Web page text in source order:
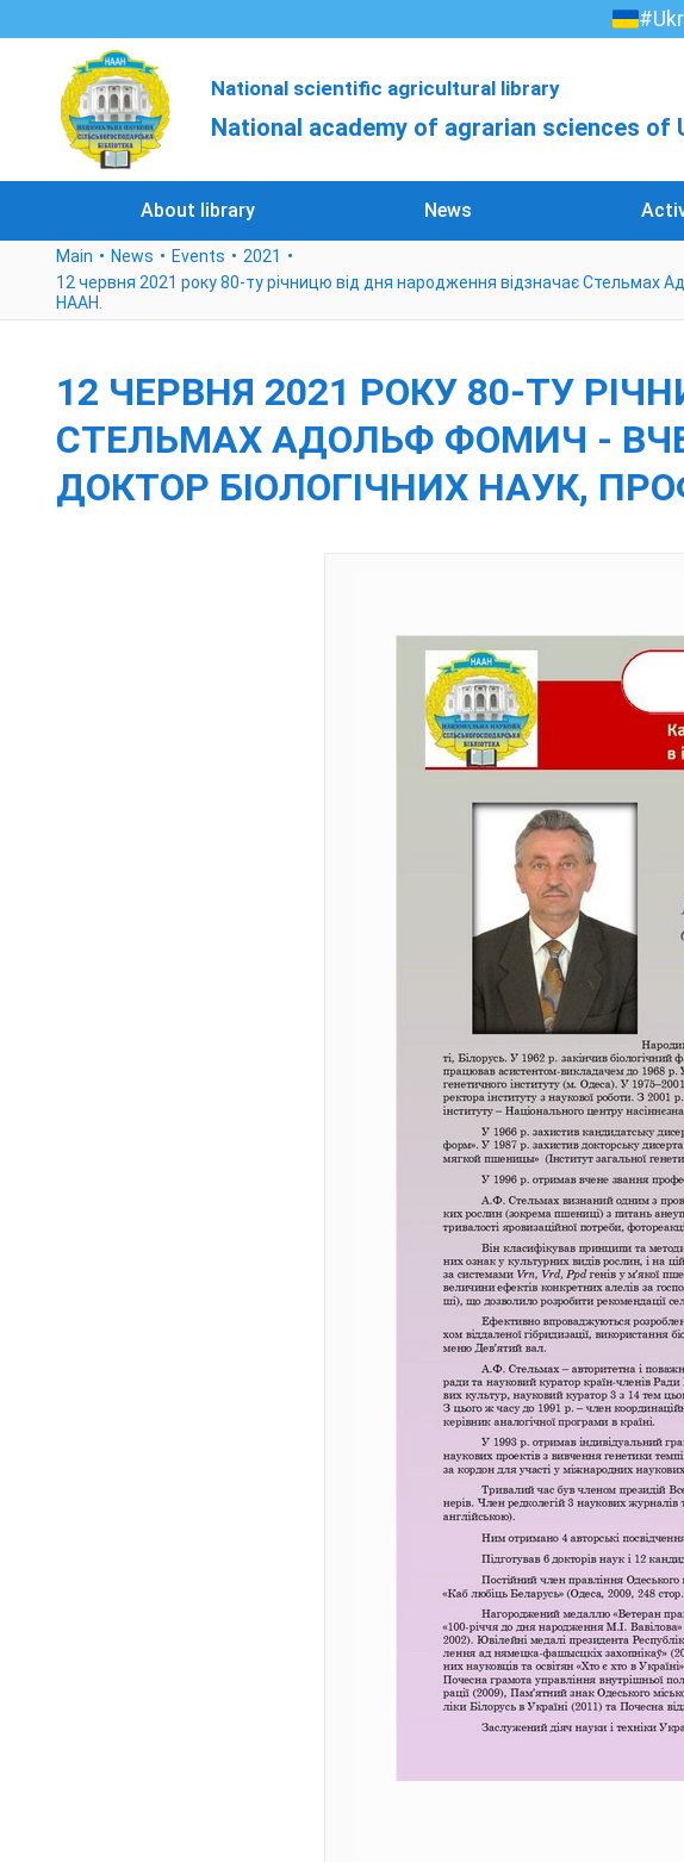
National scientific agricultural library
National academy of agrarian sciences of
About library News
Main News Events
2021
12 червня 2021 року 80-ту річницю від дня народження відзначає Стельмах
НААН.
12 ЧЕРВНЯ 2021 РОКУ 80-ТУ
СТЕЛЬМАХ АДОЛЬФ ФОМИЧ -
ДОКТОР БІОЛОГІЧНИХ НАУК,